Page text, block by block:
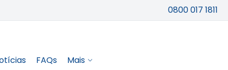
0800 017 1811
FAQs Mais